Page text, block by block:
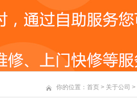
你的位置： 首页 > 关于公司 >